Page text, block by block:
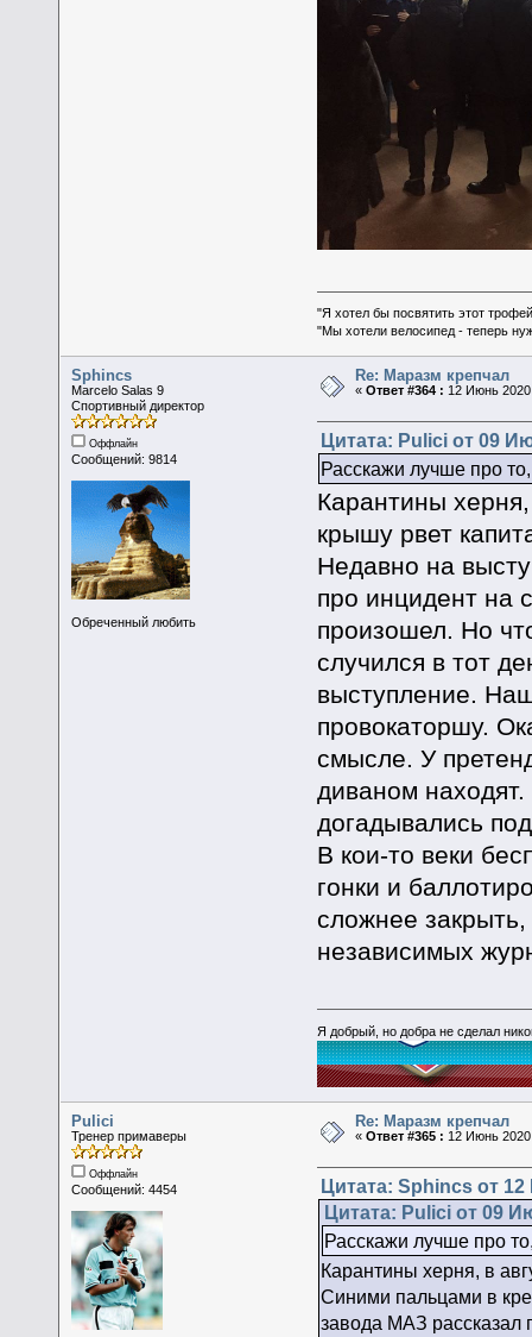
"Я хотел бы посвятить этот
"Мы хотели велосипед - теперь
Sphincs
Marcelo Salas 9
Спортивный директор
Оффлайн
Сообщений: 9814
Обреченный любить
Re: Маразм крепчал
«Ответ #364 : 12 Июнь
Цитата: Pulici от 09
Расскажи лучше про
Карантины
крышу рвет
Недавно на
про инцидент на
произошел. Но
случился в тот
выступление.
провокаторшу.
смысле. У
диваном
догадывались
В кои-то веки
гонки и
сложнее закрыть,
независимых
Я добрый, но добра не сделал
Pulici
Тренер примаверы
Оффлайн
Сообщений: 4454
Re: Маразм крепчал
«Ответ #365 : 12 Июнь
Цитата: Sphincs от
Цитата: Pulici от 09
Расскажи лучше про
Карантины херня, в
Синими пальцами в
завода МАЗ рассказал